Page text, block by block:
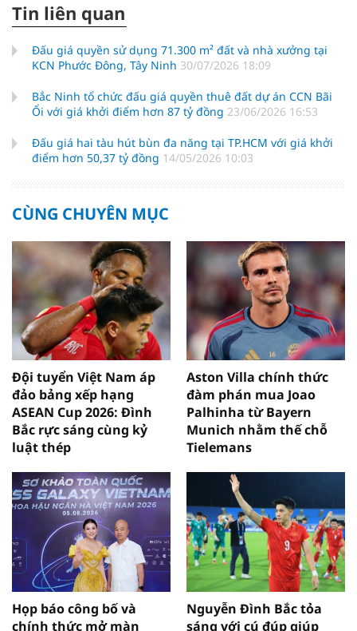
Tin liên quan
Đấu giá quyền sử dụng 71.300 m² đất và nhà xưởng tại
KCN Phước Đông, Tây Ninh 30/07/2026 18:09
Bắc Ninh tổ chức đấu giá quyền thuê đất dự án CCN Bãi
Ổi với giá khởi điểm hơn 87 tỷ đồng 23/06/2026 16:53
Đấu giá hai tàu hút bùn đa năng tại TP.HCM với giá khởi
điểm hơn 50,37 tỷ đồng 14/05/2026 10:03
CÙNG CHUYÊN MỤC
Đội tuyển Việt Nam áp
đảo bảng xếp hạng
ASEAN Cup 2026: Đình
Bắc rực sáng cùng kỷ
luật thép
Aston Villa chính thức
đàm phán mua Joao
Palhinha từ Bayern
Munich nhằm thế chỗ
Tielemans
Họp báo công bố và
chính thức mở màn
Nguyễn Đình Bắc tỏa
sáng với cú đúp giúp